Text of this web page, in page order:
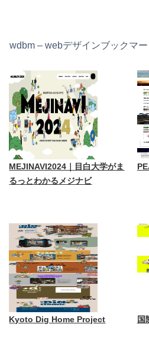
wdbm – webデザインブックマー
MEJINAVI2024｜目白大学がま
るっとわかるメジナビ
Kyoto Dig Home Project 国